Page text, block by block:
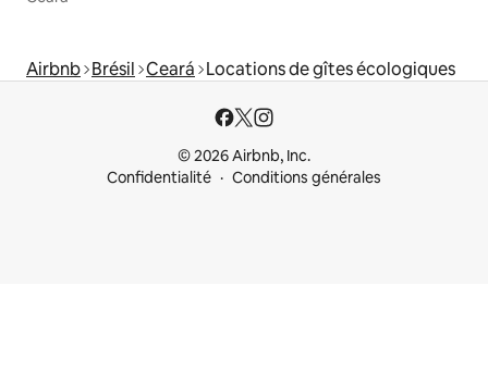
Airbnb Brésil Ceará Locations de gîtes écologiques
© 2026 Airbnb, Inc.
Confidentialité
Conditions générales